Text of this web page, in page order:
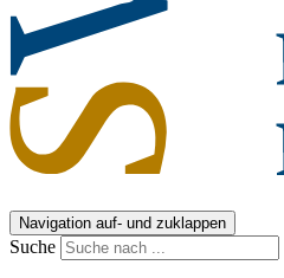
Navigation auf- und zuklappen
Suche